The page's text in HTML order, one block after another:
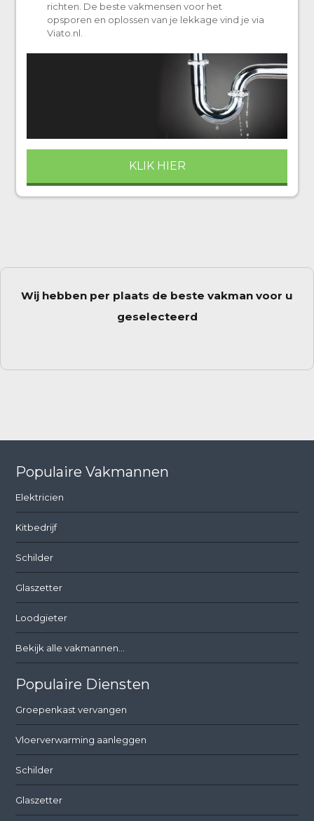
richten. De beste vakmensen voor het
opsporen en oplossen van je lekkage vind je via
Viato.nl.
KLIK HIER
Wij hebben per plaats de beste vakman voor u
geselecteerd
Populaire Vakmannen
Elektricien
Kitbedrijf
Schilder
Glaszetter
Loodgieter
Bekijk alle vakmannen...
Populaire Diensten
Groepenkast vervangen
Vloerverwarming aanleggen
Schilder
Glaszetter